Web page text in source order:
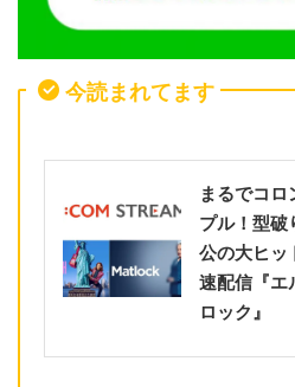
今読まれてます
まるでコ
プル！型破
公の大ヒッ
速配信『エ
ロック』